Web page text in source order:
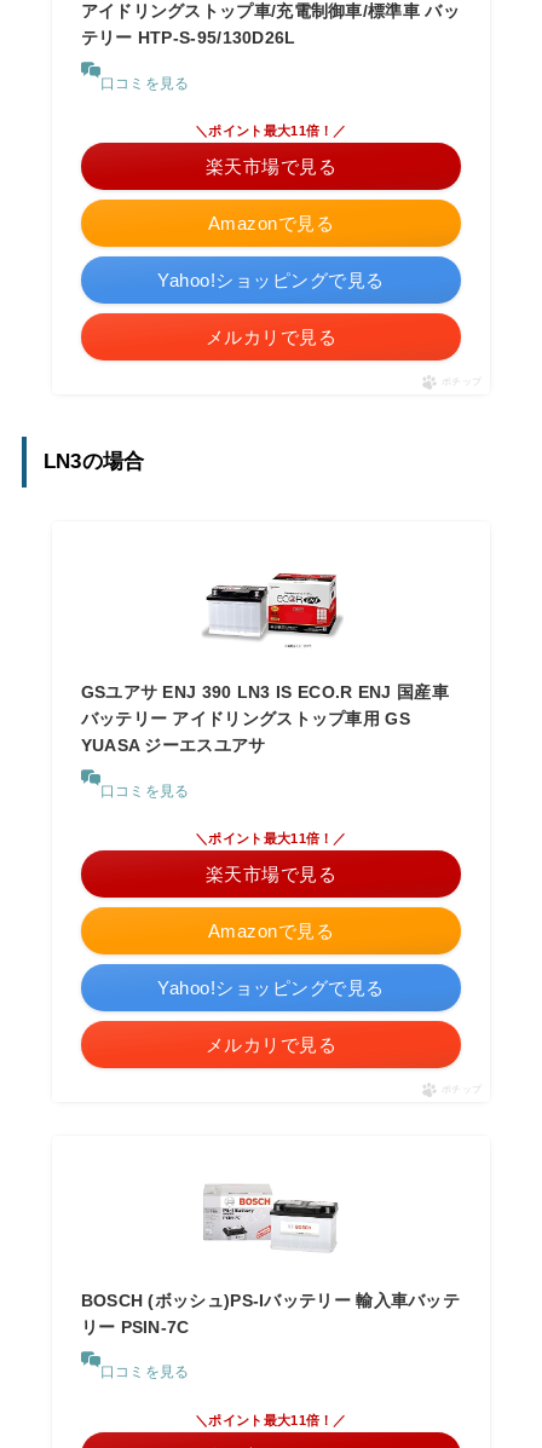
アイドリングストップ車/充電制御車/標準車 バッ
テリー HTP-S-95/130D26L
口コミを見る
Amazonで見る
＼ポイント最大11倍！／
楽天市場で見る
Yahoo!ショッピングで見る
メルカリで見る
ポチップ
LN3の場合
GSユアサ ENJ 390 LN3 IS ECO.R ENJ 国産車
バッテリー アイドリングストップ車用 GS
YUASA ジーエスユアサ
口コミを見る
Amazonで見る
＼ポイント最大11倍！／
楽天市場で見る
Yahoo!ショッピングで見る
メルカリで見る
ポチップ
BOSCH (ボッシュ)PS-Iバッテリー 輸入車バッテ
リー PSIN-7C
口コミを見る
＼ポイント最大11倍！／